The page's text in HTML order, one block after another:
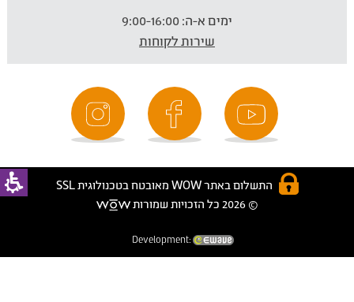
ימים א-ה:
שירות לקוחות
התשלום באתר WOW מאובטח בטכנולוגית SSL
© 2026 כל הזכויות שמורות
Development: